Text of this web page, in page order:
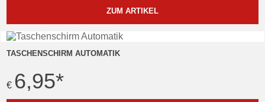
ZUM ARTIKEL
TASCHENSCHIRM AUTOMATIK
€ 6,95*